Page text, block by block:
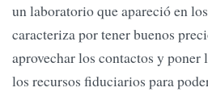
un laboratorio que apareció en
caracteriza por tener buenos
aprovechar los contactos y poner
los recursos fiduciarios para